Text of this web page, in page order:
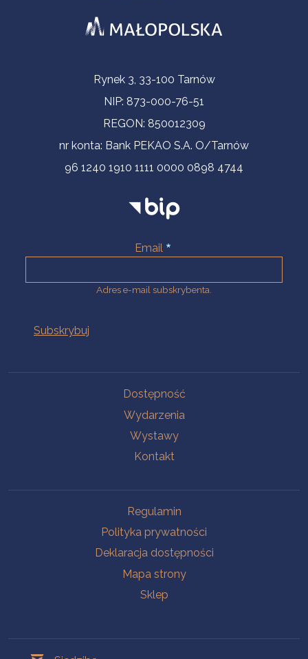
Informacje kontaktoweRynek 3, 33-100 Tarnów
NIP: 873-000-76-51
REGON: 850012309
nr konta: Bank PEKAO S.A. O/Tarnów
96 1240 1910 1111 0000 0898 4744
Email
Adres e-mail subskrybenta.
Dostępność
Wydarzenia
Wystawy
Kontakt
Regulamin
Polityka prywatności
Deklaracja dostępności
Mapa strony
Sklep